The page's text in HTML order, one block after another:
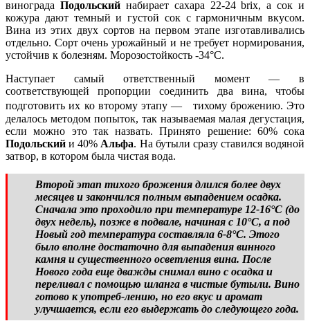
винограда Подольскийнабирает сахара 22-24 brix, а сок и
кожура дают темный и густой сок с гармоничным вкусом.
Вина из этих двух сортов на первом этапе изготавливались
отдельно. Сорт очень урожайный и не требует нормирования,
устойчив к болезням. Морозостойкость -34°С.
Наступает самый ответственный момент — в
соответствующей пропорции соединить два вина, чтобы
подготовить их ко второму этапу — тихому брожению. Это
делалось методом попыток, так называемая малая дегустация,
если можно это так назвать. Принято решение: 60% сока
Подольский и 40% Альфа. На бутыли сразу ставился водяной
затвор, в котором была чистая вода.
Второй этап тихого брожения длился более двух
месяцев и закончился полным выпадением осадка.
Сначала это проходило при температуре 12-16°С (до
двух недель), позже в подвале, начиная с 10°С, а под
Новый год температура составляла 6-8°С. Этого
было вполне достаточно для выпадения винного
камня и существенного осветления вина. После
Нового года еще дважды снимал вино с осадка и
переливал с помощью шланга в чистые бутыли. Вино
готово к употреб-лению, но его вкус и аромат
улучшается, если его выдержать до следующего года.